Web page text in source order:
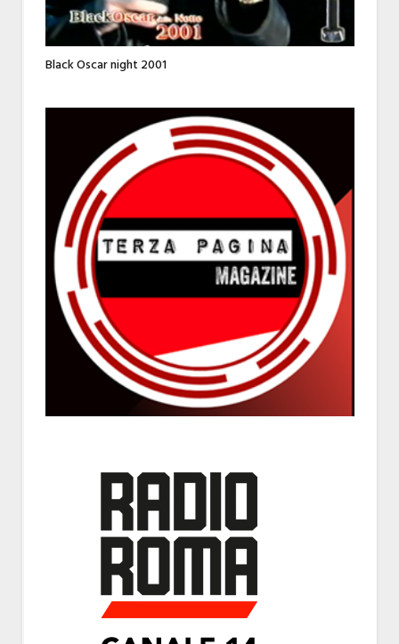
Black Oscar night 2001